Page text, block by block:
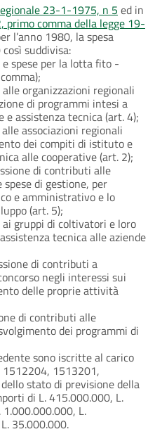
23-1-1975, n 5 ed in
primo comma della legge 19-
l’anno 1980, la spesa
suddivisa:
spese per la lotta fito -
organizzazioni regionali
di programmi intesi a
assistenza tecnica (art. 4);
associazioni regionali
dei compiti di istituto e
alle cooperative (art. 2);
di contributi alle
di gestione, per
e amministrativo e lo
(art. 5);
gruppi di coltivatori e loro
tecnica alle aziende
di contributi a
negli interessi sui
delle proprie attività
di contributi alle
dei programmi di
sono iscritte al carico
1513201,
stato di previsione della
di L. 415.000.000, L.
L.
35.000.000.